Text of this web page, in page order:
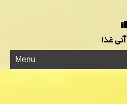
غذا
Menu